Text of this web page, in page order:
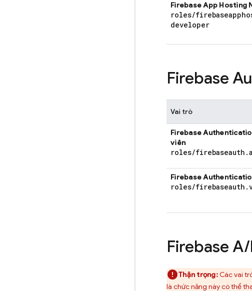
Firebase App Hosting
roles/
developer
Firebase
Vai trò
Firebase
viên
roles/firebaseauth .
Firebase
roles/firebaseauth .
Firebase A/
Thận trọng:Các vai
là chức năng này có thể